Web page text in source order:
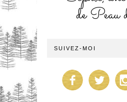
de Peau
SUIVEZ-MOI